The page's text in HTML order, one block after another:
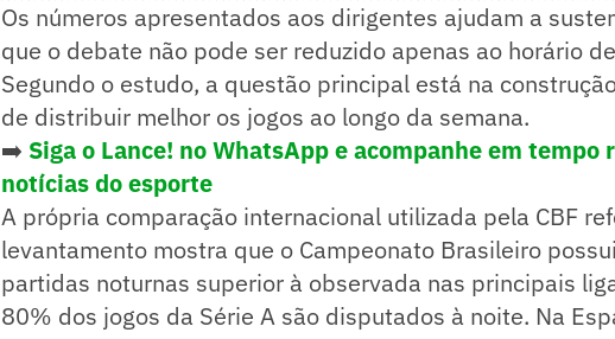
Os números apresentados aos dirigentes ajudam a
que o debate não pode ser reduzido apenas ao horário
Segundo o estudo, a questão principal está na
de distribuir melhor os jogos ao longo da semana.
➡️ Siga o Lance! no WhatsApp eacompanhe em tempo
notícias do esporte
A própria comparação internacional utilizada pela CBF
levantamento mostra que o Campeonato Brasileiro
partidas noturnas superior à observada nas principais
80% dos jogos da Série A são disputados à noite. Na